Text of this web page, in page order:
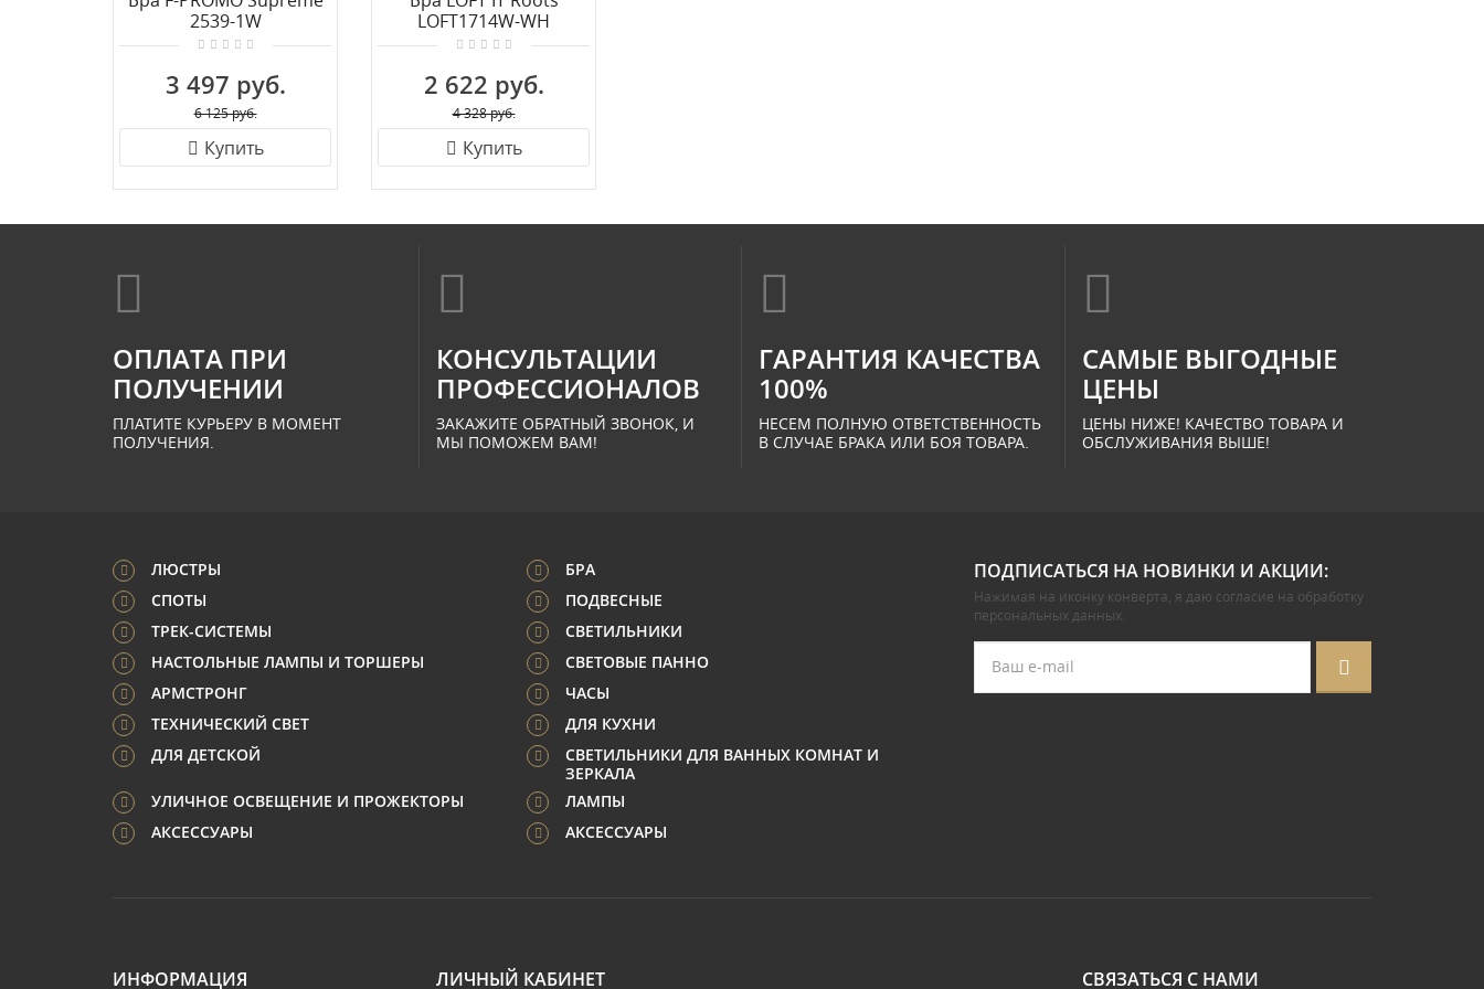
2539-1W
3 497 руб.
6 125 руб.
Купить
LOFT1714W-WH
2 622 руб.
4 328 руб.
Купить
ОПЛАТА ПРИ
ПОЛУЧЕНИИ
ПЛАТИТЕ КУРЬЕРУ В МОМЕНТ
ПОЛУЧЕНИЯ.
КОНСУЛЬТАЦИИ
ПРОФЕССИОНАЛОВ
ЗАКАЖИТЕ ОБРАТНЫЙ ЗВОНОК, И
МЫ ПОМОЖЕМ ВАМ!
ГАРАНТИЯ КАЧЕСТВА
100%
НЕСЕМ ПОЛНУЮ ОТВЕТСТВЕННОСТЬ
В СЛУЧАЕ БРАКА ИЛИ БОЯ ТОВАРА.
САМЫЕ ВЫГОДНЫЕ
ЦЕНЫ
ЦЕНЫ НИЖЕ! КАЧЕСТВО ТОВАРА И
ОБСЛУЖИВАНИЯ ВЫШЕ!
ЛЮСТРЫ
БРА
СПОТЫ
ПОДВЕСНЫЕ
ТРЕК-СИСТЕМЫ
СВЕТИЛЬНИКИ
НАСТОЛЬНЫЕ ЛАМПЫ И ТОРШЕРЫ
СВЕТОВЫЕ ПАННО
АРМСТРОНГ
ЧАСЫ
ТЕХНИЧЕСКИЙ СВЕТ
ДЛЯ КУХНИ
ДЛЯ ДЕТСКОЙ
СВЕТИЛЬНИКИ ДЛЯ ВАННЫХ КОМНАТ И
ЗЕРКАЛА
УЛИЧНОЕ ОСВЕЩЕНИЕ И ПРОЖЕКТОРЫ
ЛАМПЫ
АКСЕССУАРЫ
АКСЕССУАРЫ
ПОДПИСАТЬСЯ НА НОВИНКИ И АКЦИИ:
Нажимая на иконку конверта, я даю согласие на обработку
персональных данных.
ИНФОРМАЦИЯ ЛИЧНЫЙ КАБИНЕТ СВЯЗАТЬСЯ С НАМИ